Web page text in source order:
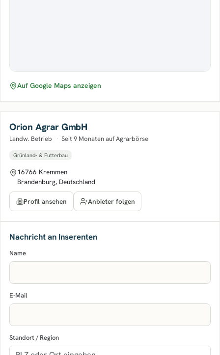
Auf Google Maps anzeigen
Orion Agrar GmbH
Landw. Betrieb · Seit 9 Monaten auf Agrarbörse
Grünland- & Futterbau
16766 Kremmen
Brandenburg, Deutschland
Profil ansehen Anbieter folgen
Nachricht an Inserenten
Name
E-Mail
Standort / Region